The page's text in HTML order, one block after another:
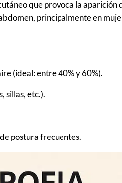
que provoca la
principalmente en
(ideal: entre 40% y 60%).
sillas, etc.).
postura frecuentes.